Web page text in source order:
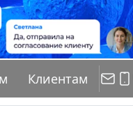
Клиентам